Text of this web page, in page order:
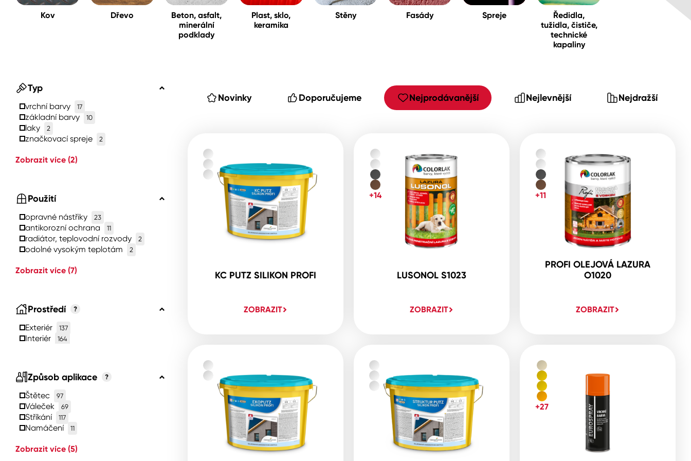
Kov Dřevo
Beton, asfalt,
minerální
podklady
Plast, sklo,
keramika
Stěny Fasády Spreje
Ředidla,
tužidla, čističe,
technické
kapaliny
Typ
vrchní barvy 17
základní barvy 10
laky 2
značkovací spreje 2
Zobrazit více (2)
Použití
opravné nástřiky 23
antikorozní ochrana 11
radiátor, teplovodní rozvody 2
odolné vysokým teplotám 2
Zobrazit více (7)
Prostředí ?
Exteriér 137
Interiér 164
Způsob aplikace ?
Štětec 97
Váleček 69
Stříkání 117
Namáčení 11
Zobrazit více (5)
Novinky Doporučujeme Nejprodávanější Nejlevnější Nejdražší
KC PUTZ SILIKON PROFI
ZOBRAZIT
LUSONOL S1023
ZOBRAZIT
+14
PROFI OLEJOVÁ LAZURA
O1020
ZOBRAZIT
+11
+27